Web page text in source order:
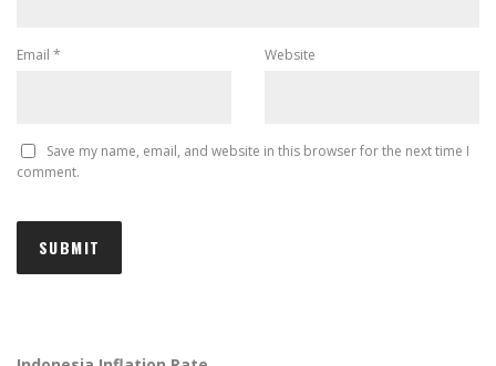
Email * Website
Save my name, email, and website in this browser for the next time I
comment.